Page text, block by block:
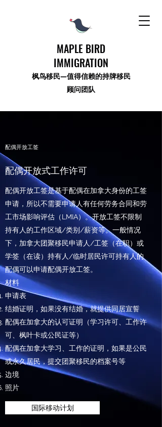
MAPLE BIRD
IMMIGRATION
枫鸟移民—值得信赖的持牌移民
顾问团队
配偶开放工签
配偶开放式工作许可
配偶开放工签是基于配偶在加拿大身份的工签
申请，所以不需要申请人有任何劳务合同和劳
工市场影响评估（LMIA）。开放工签不限制
持有人的工作区域/类别/薪资等。一般情况
下，加拿大团聚移民申请人/工签（在职）或
学签（在读）持有人/临时居民许可持有人的
配偶可以申请配偶开放工签。
材料
申请表
结婚证明，如果没有结婚，就提供同居宣誓
配偶在加拿大的认可证明（学习许可、工作许
可、枫叶卡或公民证等）
配偶在加拿大学习、工作的证明，如果是公民
或永久居民，提交团聚移民的档案号等
边境
照片
国际移动计划